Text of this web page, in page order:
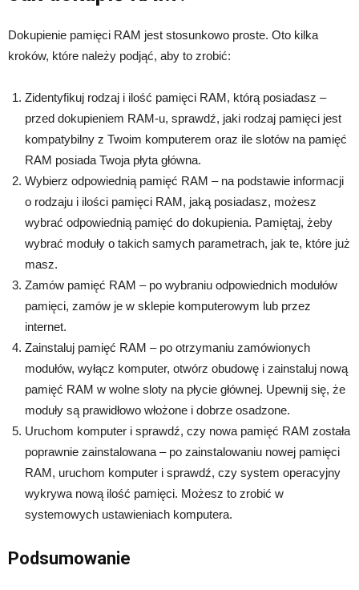
Dokupienie pamięci RAM jest stosunkowo proste. Oto kilka
kroków, które należy podjąć, aby to zrobić:
Zidentyfikuj rodzaj i ilość pamięci RAM, którą posiadasz –
przed dokupieniem RAM-u, sprawdź, jaki rodzaj pamięci jest
kompatybilny z Twoim komputerem oraz ile slotów na pamięć
RAM posiada Twoja płyta główna.
Wybierz odpowiednią pamięć RAM – na podstawie informacji
o rodzaju i ilości pamięci RAM, jaką posiadasz, możesz
wybrać odpowiednią pamięć do dokupienia. Pamiętaj, żeby
wybrać moduły o takich samych parametrach, jak te, które już
masz.
Zamów pamięć RAM – po wybraniu odpowiednich modułów
pamięci, zamów je w sklepie komputerowym lub przez
internet.
Zainstaluj pamięć RAM – po otrzymaniu zamówionych
modułów, wyłącz komputer, otwórz obudowę i zainstaluj nową
pamięć RAM w wolne sloty na płycie głównej. Upewnij się, że
moduły są prawidłowo włożone i dobrze osadzone.
Uruchom komputer i sprawdź, czy nowa pamięć RAM została
poprawnie zainstalowana – po zainstalowaniu nowej pamięci
RAM, uruchom komputer i sprawdź, czy system operacyjny
wykrywa nową ilość pamięci. Możesz to zrobić w
systemowych ustawieniach komputera.
Podsumowanie